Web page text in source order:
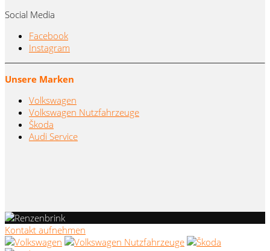
Social Media
Facebook
Instagram
Unsere Marken
Volkswagen
Volkswagen Nutzfahrzeuge
Škoda
Audi Service
Kontakt aufnehmen